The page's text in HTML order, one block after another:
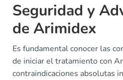
Seguridad y
de Arimidex
Es fundamental conocer las
de iniciar el tratamiento con
contraindicaciones absolutas